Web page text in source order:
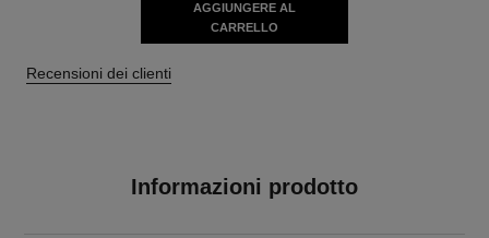
AGGIUNGERE AL
CARRELLO
Recensioni dei clienti
Informazioni prodotto